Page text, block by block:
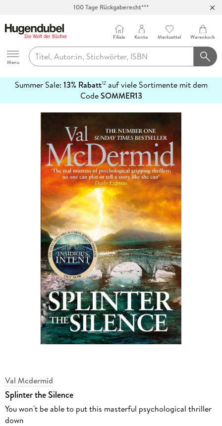
Hugendubel
Menu
Filiale Konto Merkzettel Warenkorb
Summer Sale: 13% Rabatt12auf viele Sortimente mit dem
CodeSOMMER13
erfahren
Val Mcdermid
Splinter the Silence
You won't be able to put this masterful psychological thriller
down